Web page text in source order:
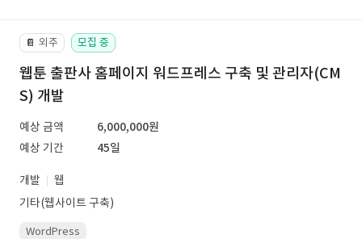
📔 외주 모집 중
웹툰 출판사 홈페이지 워드프레스 구축 및 관리자(CM
S) 개발
예상 금액
6,000,000원
예상 기간
45일
개발
웹
기타(웹사이트 구축)
WordPress